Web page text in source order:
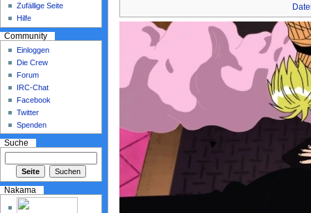
Zufällige Seite
Hilfe
Community
Einloggen
Die Crew
Forum
IRC-Chat
Facebook
Twitter
Spenden
Suche
Nakama